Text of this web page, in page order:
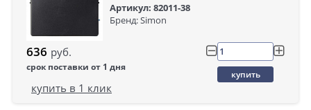
Артикул: 82011-38
Бренд: Simon
636 руб.
срок поставки от 1 дня
купить
купить в 1 клик